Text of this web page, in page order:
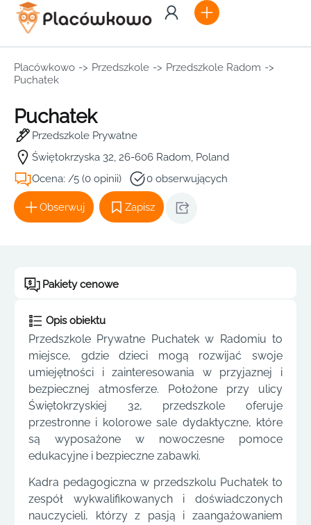
Placówkowo -> Przedszkole -> Przedszkole Radom ->
Puchatek
Puchatek
Przedszkole Prywatne
Świętokrzyska 32, 26-606 Radom, Poland
Ocena: /5 (0 opinii)
0 obserwujących
Obserwuj Zapisz
Pakiety cenowe
Opis obiektu
Przedszkole Prywatne Puchatek w Radomiu to
miejsce, gdzie dzieci mogą rozwijać swoje
umiejętności i zainteresowania w przyjaznej i
bezpiecznej atmosferze. Położone przy ulicy
Świętokrzyskiej 32, przedszkole oferuje
przestronne i kolorowe sale dydaktyczne, które
są wyposażone w nowoczesne pomoce
edukacyjne i bezpieczne zabawki.
Kadra pedagogiczna w przedszkolu Puchatek to
zespół wykwalifikowanych i doświadczonych
nauczycieli, którzy z pasją i zaangażowaniem